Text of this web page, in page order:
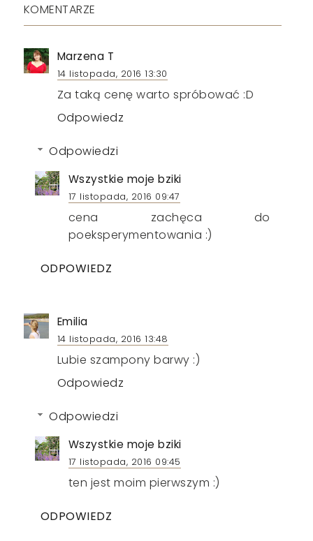
KOMENTARZE
Marzena T
14 listopada, 2016 13:30
Za taką cenę warto spróbować :D
Odpowiedz
Odpowiedzi
Wszystkie moje bziki
17 listopada, 2016 09:47
cena zachęca do
poeksperymentowania :)
ODPOWIEDZ
Emilia
14 listopada, 2016 13:48
Lubie szampony barwy :)
Odpowiedz
Odpowiedzi
Wszystkie moje bziki
17 listopada, 2016 09:45
ten jest moim pierwszym :)
ODPOWIEDZ